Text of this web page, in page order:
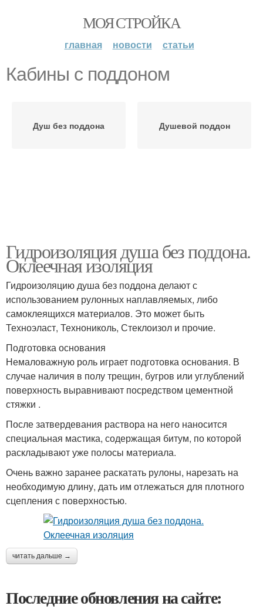
МОЯ СТРОЙКА
главная новости статьи
Кабины с поддоном
Душ без поддона Душевой поддон
Гидроизоляция душа без поддона.
Оклеечная изоляция
Гидроизоляцию душа без поддона делают с
использованием рулонных наплавляемых, либо
самоклеящихся материалов. Это может быть
Техноэласт, Технониколь, Стеклоизол и прочие.
Подготовка основания
Немаловажную роль играет подготовка основания. В
случае наличия в полу трещин, бугров или углублений
поверхность выравнивают посредством цементной
стяжки .
После затвердевания раствора на него наносится
специальная мастика, содержащая битум, по которой
раскладывают уже полосы материала.
Очень важно заранее раскатать рулоны, нарезать на
необходимую длину, дать им отлежаться для плотного
сцепления с поверхностью.
читать дальше →
Последние обновления на сайте: